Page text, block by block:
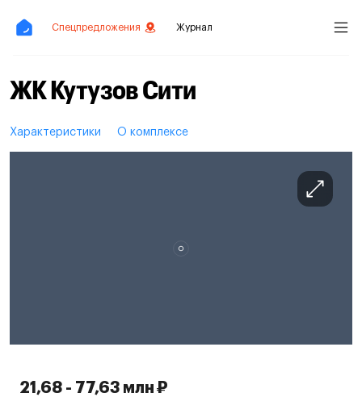
Спецпредложения Журнал
ЖК Кутузов Сити
Характеристики О комплексе
21,68 - 77,63 млн ₽